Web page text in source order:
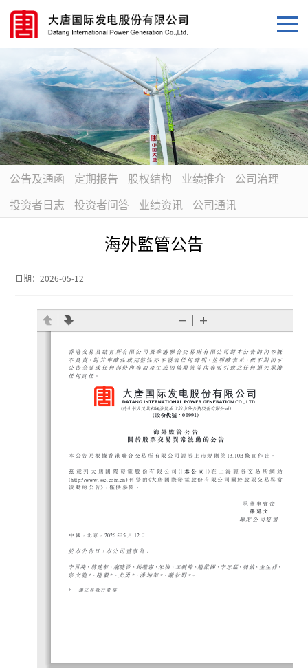
公告及通函 定期报告 股权结构 业绩推介
公司治理
投资者日志
投资者问答 业绩资讯 公司通讯
海外監管公告
日期：2026-05-12